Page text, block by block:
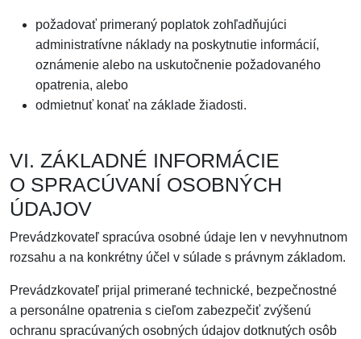
požadovať primeraný poplatok zohľadňujúci
administratívne náklady na poskytnutie informácií,
oznámenie alebo na uskutočnenie požadovaného
opatrenia, alebo
odmietnuť konať na základe žiadosti.
VI. ZÁKLADNÉ INFORMÁCIE
O SPRACÚVANÍ OSOBNÝCH
ÚDAJOV
Prevádzkovateľ spracúva osobné údaje len v nevyhnutnom
rozsahu a na konkrétny účel v súlade s právnym základom.
Prevádzkovateľ prijal primerané technické, bezpečnostné
a personálne opatrenia s cieľom zabezpečiť zvýšenú
ochranu spracúvaných osobných údajov dotknutých osôb